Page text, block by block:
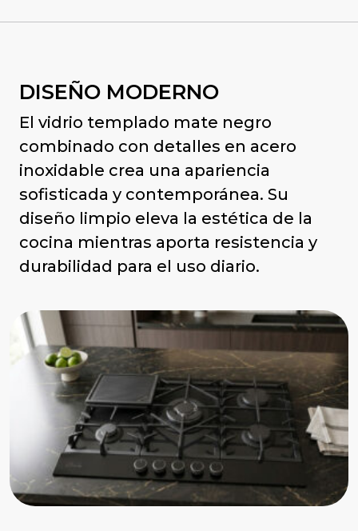
DISEÑO MODERNO
El vidrio templado mate negro
combinado con detalles en acero
inoxidable crea una apariencia
sofisticada y contemporánea. Su
diseño limpio eleva la estética de la
cocina mientras aporta resistencia y
durabilidad para el uso diario.